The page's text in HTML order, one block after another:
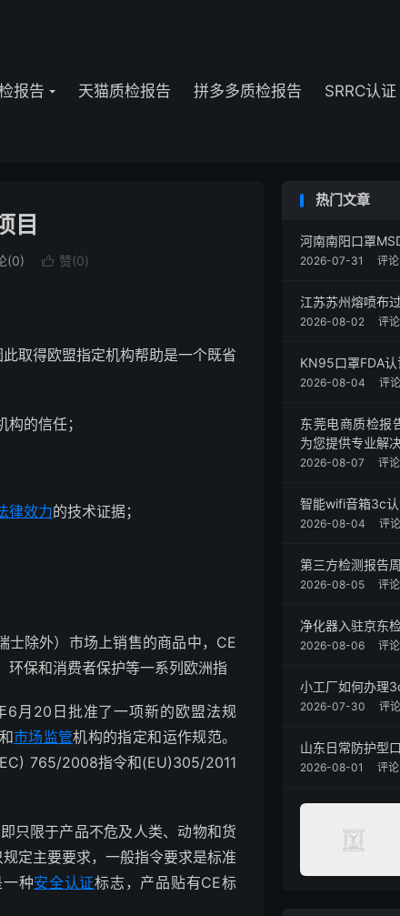
报告 天猫质检报告 拼多多质检报告 SRRC认证
目
(0)  赞(0)
取得欧盟指定机构帮助是一个既省
的信任；
律效力的技术证据；
士除外）市场上销售的商品中，CE
环保和消费者保护等一系列欧洲指
6月20日批准了一项新的欧盟法规
市场监管机构的指定和运作规范。
765/2008指令和(EU)305/2011
只限于产品不危及人类、动物和货
定主要要求，一般指令要求是标准
种安全认证标志，产品贴有CE标
热门文章
河南南阳口罩
2026-07-31 评
江苏苏州熔喷布
2026-08-02 评
KN95口罩FDA
2026-08-04 评
东莞电商质检报
为您提供专业解
2026-08-07 评
智能wifi音箱3c
2026-08-04 评
第三方检测报告
2026-08-05 评
净化器入驻京东
2026-08-06 评
小工厂如何办理
2026-07-30 评
山东日常防护型
2026-08-01 评